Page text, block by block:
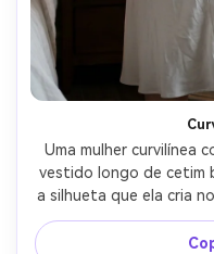
Uma mulher curvilínea
vestido longo de cetim
a silhueta que ela cria
nos quadris;
com fundo limpo,